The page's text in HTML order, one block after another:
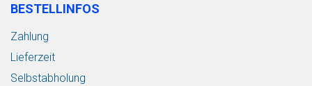
BESTELLINFOS
Zahlung
Lieferzeit
Selbstabholung